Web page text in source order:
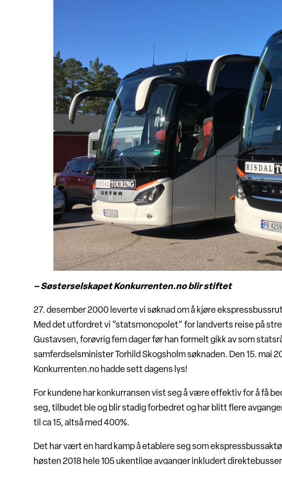
– Søsterselskapet Konkurrenten.no blir stiftet
27. desember 2000 leverte vi søknad om å kjøre
Med det utfordret vi ”statsmonopolet” for landverts reise på
Gustavsen, forøvrig fem dager før han formelt gikk av som
samferdselsminister Torhild Skogsholm søknaden. Den 15. mai
Konkurrenten.no hadde sett dagens lys!
For kundene har konkurransen vist seg å være effektiv for å få
seg, tilbudet ble og blir stadig forbedret og har blitt flere
til ca 15, altså med 400%.
Det har vært en hard kamp å etablere seg som
høsten 2018 hele 105 ukentlige avganger inkludert